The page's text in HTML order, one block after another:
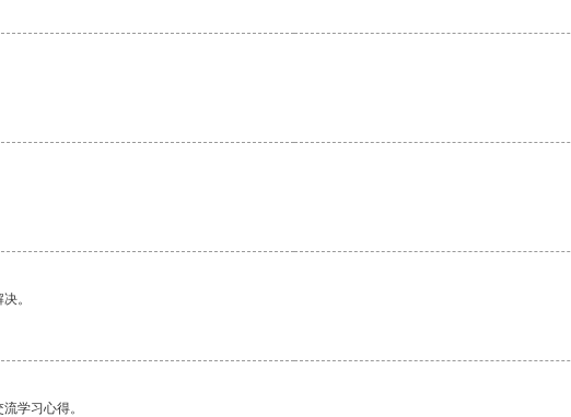
。
学习心得。